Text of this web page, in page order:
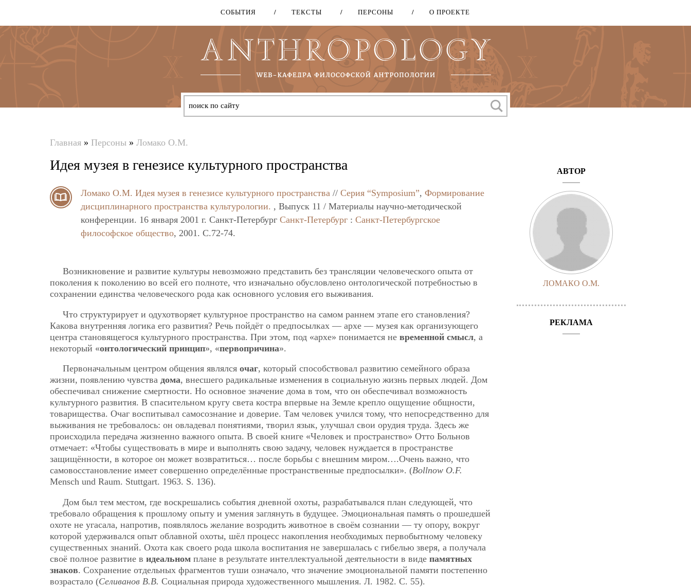
Перейти
основному
содержанию
СОБЫТИЯ ТЕКСТЫ ПЕРСОНЫ О ПРОЕКТЕ
здесь
Главная » Персоны » Ломако О.М.
Идея музея в генезисе культурного пространства
Ломако О.М. Идея музея в генезисе культурного пространства // Серия “Symposium”, Формирование
дисциплинарного пространства культурологии. , Выпуск 11 / Материалы научно-методической
конференции. 16 января 2001 г. Санкт-Петербург Санкт-Петербург : Санкт-Петербургское
философское общество, 2001. C.72-74.
Возникновение и развитие культуры невозможно представить без трансляции человеческого опыта от
поколения к поколению во всей его полноте, что изначально обусловлено онтологической потребностью в
сохранении единства человеческого рода как основного условия его выживания.
Что структурирует и одухотворяет культурное пространство на самом раннем этапе его становления?
Какова внутренняя логика его развития? Речь пойдёт о предпосылках — архе — музея как организующего
центра становящегося культурного пространства. При этом, под «архе» понимается не временной смысл, а
некоторый «онтологический принцип», «первопричина».
Первоначальным центром общения являлся очаг, который способствовал развитию семейного образа
жизни, появлению чувства дома, внесшего радикальные изменения в социальную жизнь первых людей. Дом
обеспечивал снижение смертности. Но основное значение дома в том, что он обеспечивал возможность
культурного развития. В спасительном кругу света костра впервые на Земле крепло ощущение общности,
товарищества. Очаг воспитывал самосознание и доверие. Там человек учился тому, что непосредственно для
выживания не требовалось: он овладевал понятиями, творил язык, улучшал свои орудия труда. Здесь же
происходила передача жизненно важного опыта. В своей книге «Человек и пространство» Отто Больнов
отмечает: «Чтобы существовать в мире и выполнять свою задачу, человек нуждается в пространстве
защищённости, в которое он может возвратиться… после борьбы с внешним миром….Очень важно, что
самовосстановление имеет совершенно определённые пространственные предпосылки». (Bollnow O.F.
Mensch und Raum. Stuttgart. 1963. S. 136).
Дом был тем местом, где воскрешались события дневной охоты, разрабатывался план следующей, что
требовало обращения к прошлому опыту и умения заглянуть в будущее. Эмоциональная память о прошедшей
охоте не угасала, напротив, появлялось желание возродить животное в своём сознании — ту опору, вокруг
которой удерживался опыт облавной охоты, шёл процесс накопления необходимых первобытному человеку
существенных знаний. Охота как своего рода школа воспитания не завершалась с гибелью зверя, а получала
своё полное развитие в идеальном плане в результате интеллектуальной деятельности в виде памятных
знаков. Сохранение отдельных фрагментов туши означало, что значение эмоциональной памяти постепенно
возрастало (Селиванов В.В. Социальная природа художественного мышления. Л. 1982. С. 55).
АВТОР
ЛОМАКО О.М.
РЕКЛАМА